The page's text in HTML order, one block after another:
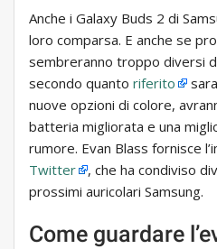
Anche i Galaxy Buds 2 di
loro comparsa. E anche se
sembreranno troppo diversi
secondo quanto riferito
nuove opzioni di colore,
batteria migliorata e una
rumore. Evan Blass fornisce
Twitter
, che ha condiviso
prossimi auricolari Samsung.
Come guardare